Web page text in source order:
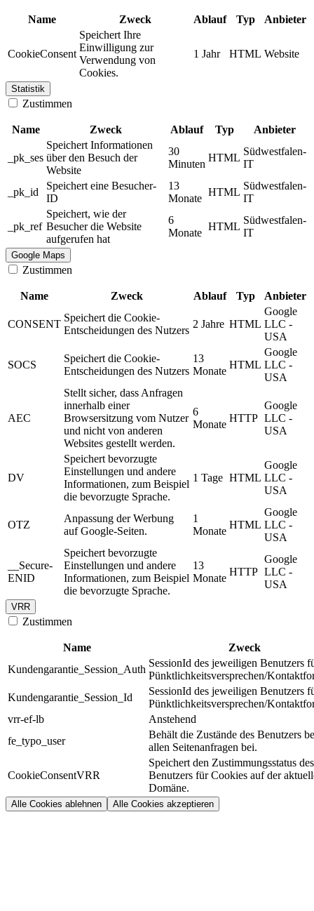
Name Zweck Ablauf Typ Anbieter
CookieConsent
Speichert Ihre
Einwilligung zur
Verwendung von
Cookies.
1 Jahr HTML Website
Statistik
Zustimmen
Name Zweck Ablauf Typ Anbieter
_pk_ses
Speichert Informationen
über den Besuch der
Website
30
Minuten
HTML
Südwestfalen-
IT
_pk_id
Speichert eine Besucher-
ID
13
Monate
HTML
Südwestfalen-
IT
_pk_ref
Speichert, wie der
Besucher die Website
aufgerufen hat
6
Monate
HTML
Südwestfalen-
IT
Google Maps
Zustimmen
Name Zweck Ablauf Typ Anbieter
CONSENT
Speichert die Cookie-
Entscheidungen des Nutzers
2 Jahre HTML
Google
LLC -
USA
SOCS
Speichert die Cookie-
Entscheidungen des Nutzers
13
Monate
HTML
Google
LLC -
USA
AEC
Stellt sicher, dass Anfragen
innerhalb einer
Browsersitzung vom Nutzer
und nicht von anderen
Websites gestellt werden.
6
Monate
HTTP
Google
LLC -
USA
DV
Speichert bevorzugte
Einstellungen und andere
Informationen, zum Beispiel
die bevorzugte Sprache.
1 Tage HTML
Google
LLC -
USA
OTZ
Anpassung der Werbung
auf Google-Seiten.
1
Monate
HTML
Google
LLC -
USA
__Secure-
ENID
Speichert bevorzugte
Einstellungen und andere
Informationen, zum Beispiel
die bevorzugte Sprache.
13
Monate
HTTP
Google
LLC -
USA
VRR
Zustimmen
Name
Zweck
Kundengarantie_Session_Auth
SessionId des jeweiligen Benutzers
Pünktlichkeitsversprechen/
Kundengarantie_Session_Id
SessionId des jeweiligen Benutzers
Pünktlichkeitsversprechen/
vrr-ef-lb
Anstehend
fe_typo_user
Behält die Zustände des Benutzers
allen Seitenanfragen bei.
CookieConsentVRR
Speichert den Zustimmungsstatus des
Benutzers für Cookies auf der
Domäne.
Alle Cookies ablehnen Alle Cookies akzeptieren